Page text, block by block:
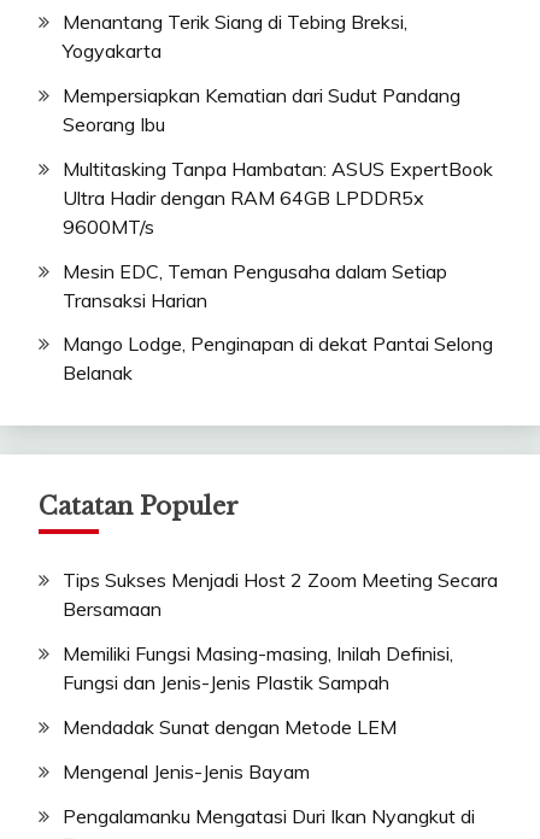
Menantang Terik Siang di Tebing Breksi,
Yogyakarta
Mempersiapkan Kematian dari Sudut Pandang
Seorang Ibu
Multitasking Tanpa Hambatan: ASUS ExpertBook
Ultra Hadir dengan RAM 64GB LPDDR5x
9600MT/s
Mesin EDC, Teman Pengusaha dalam Setiap
Transaksi Harian
Mango Lodge, Penginapan di dekat Pantai Selong
Belanak
Catatan Populer
Tips Sukses Menjadi Host 2 Zoom Meeting Secara
Bersamaan
Memiliki Fungsi Masing-masing, Inilah Definisi,
Fungsi dan Jenis-Jenis Plastik Sampah
Mendadak Sunat dengan Metode LEM
Mengenal Jenis-Jenis Bayam
Pengalamanku Mengatasi Duri Ikan Nyangkut di